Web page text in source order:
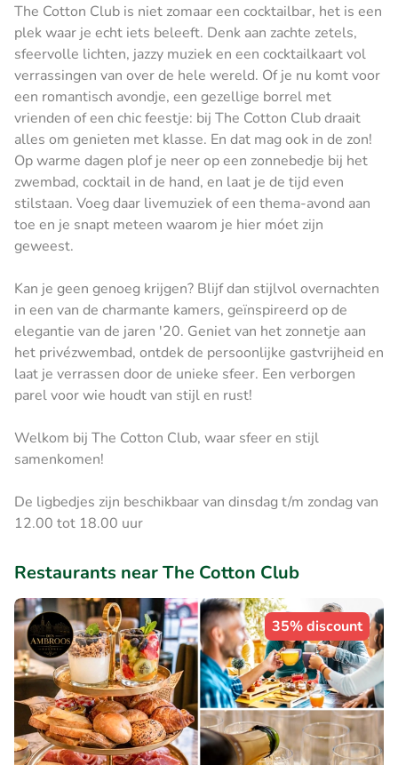
The Cotton Club is niet zomaar een cocktailbar, het is een
plek waar je echt iets beleeft. Denk aan zachte zetels,
sfeervolle lichten, jazzy muziek en een cocktailkaart vol
verrassingen van over de hele wereld. Of je nu komt voor
een romantisch avondje, een gezellige borrel met
vrienden of een chic feestje: bij The Cotton Club draait
alles om genieten met klasse. En dat mag ook in de zon!
Op warme dagen plof je neer op een zonnebedje bij het
zwembad, cocktail in de hand, en laat je de tijd even
stilstaan. Voeg daar livemuziek of een thema-avond aan
toe en je snapt meteen waarom je hier móet zijn
geweest.
Kan je geen genoeg krijgen? Blijf dan stijlvol overnachten
in een van de charmante kamers, geïnspireerd op de
elegantie van de jaren '20. Geniet van het zonnetje aan
het privézwembad, ontdek de persoonlijke gastvrijheid en
laat je verrassen door de unieke sfeer. Een verborgen
parel voor wie houdt van stijl en rust!
Welkom bij The Cotton Club, waar sfeer en stijl
samenkomen!
De ligbedjes zijn beschikbaar van dinsdag t/m zondag van
12.00 tot 18.00 uur
Restaurants near The Cotton Club
35% discount